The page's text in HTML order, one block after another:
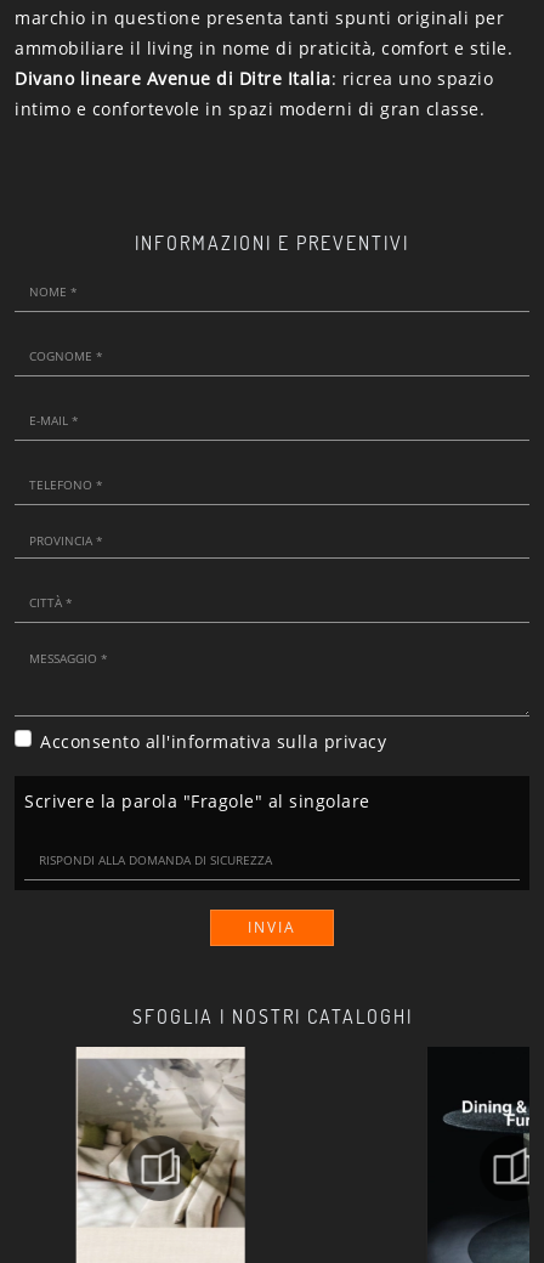
marchio in questione presenta tanti spunti originali per
ammobiliare il living in nome di praticità, comfort e stile.
Divano lineare Avenue di Ditre Italia: ricrea uno spazio
intimo e confortevole in spazi moderni di gran classe.
SFOGLIA I NOSTRI CATALOGHI
INFORMAZIONI E PREVENTIVI
Acconsento all'informativa sulla privacy
Scrivere la parola "Fragole" al singolare
INVIA